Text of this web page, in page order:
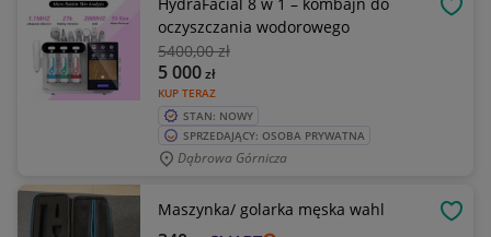
oczyszczania wodorowego
5400,00 zł
KUP TERAZ
5 000zł
STAN: NOWY
SPRZEDAJĄCY: OSOBA PRYWATNA
Dąbrowa Górnicza
Maszynka/ golarka męska wahl